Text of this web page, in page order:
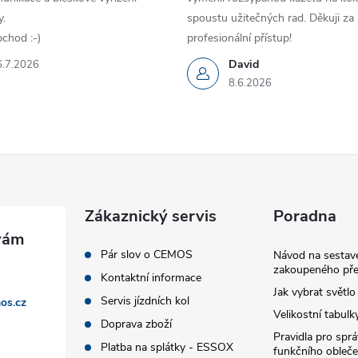
:-)
David
8.6.2026
spoustu užitečných rad. Děkuji za
profesionální přístup!
Zákaznický servis
Pár slov o CEMOS
Kontaktní informace
Servis jízdních kol
Doprava zboží
Platba na splátky - ESSOX
Poradna
Návod na
zakoupeného
Jak vybrat
Velikostní
Pravidla pro
funkčního